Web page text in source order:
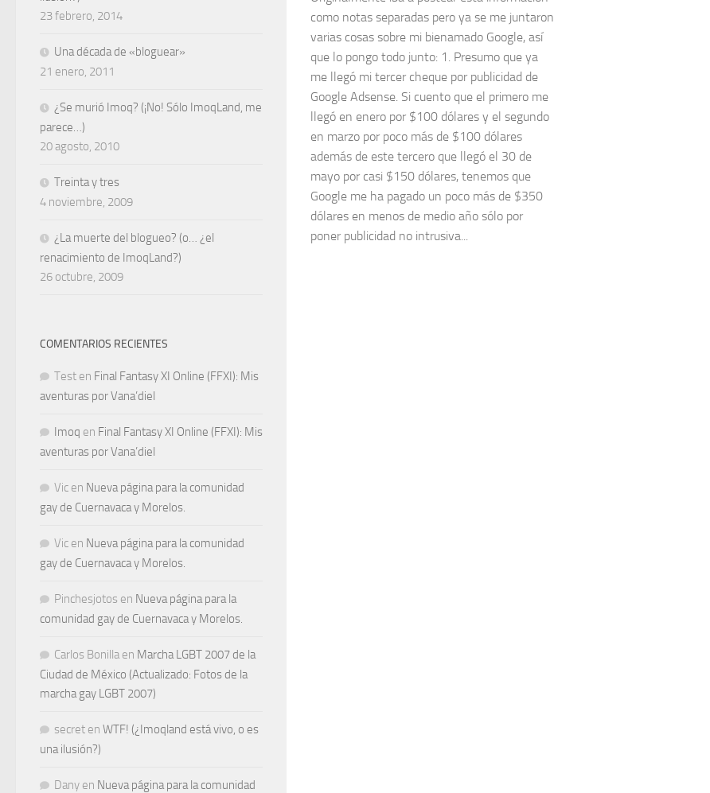
como notas separadas pero ya se me juntaron
varias cosas sobre mi bienamado Google, así
que lo pongo todo junto: 1. Presumo que ya
me llegó mi tercer cheque por publicidad de
Google Adsense. Si cuento que el primero me
llegó en enero por $100 dólares y el segundo
en marzo por poco más de $100 dólares
además de este tercero que llegó el 30 de
mayo por casi $150 dólares, tenemos que
Google me ha pagado un poco más de $350
dólares en menos de medio año sólo por
poner publicidad no intrusiva...
23 febrero, 2014
Una década de «bloguear»
21 enero, 2011
¿Se murió Imoq? (¡No! Sólo ImoqLand, me
parece…)
20 agosto, 2010
Treinta y tres
4 noviembre, 2009
¿La muerte del blogueo? (o… ¿el
renacimiento de ImoqLand?)
26 octubre, 2009
COMENTARIOS RECIENTES
Test en Final Fantasy XI Online (FFXI): Mis
aventuras por Vana’diel
Imoq en Final Fantasy XI Online (FFXI): Mis
aventuras por Vana’diel
Vic en Nueva página para la comunidad
gay de Cuernavaca y Morelos.
Vic en Nueva página para la comunidad
gay de Cuernavaca y Morelos.
Pinchesjotos en Nueva página para la
comunidad gay de Cuernavaca y Morelos.
Carlos Bonilla en Marcha LGBT 2007 de la
Ciudad de México (Actualizado: Fotos de la
marcha gay LGBT 2007)
secret en WTF! (¿Imoqland está vivo, o es
una ilusión?)
Dany en Nueva página para la comunidad